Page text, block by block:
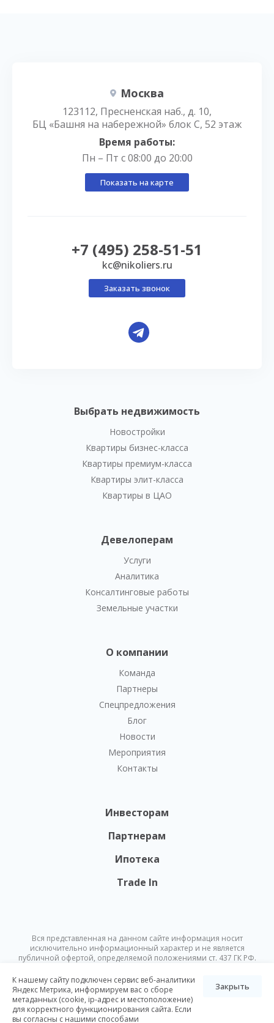
Выбрать недвижимость
Новостройки
Квартиры бизнес-класса
Квартиры премиум-класса
Квартиры элит-класса
Квартиры в ЦАО
Девелоперам
Услуги
Аналитика
Консалтинговые работы
Земельные участки
О компании
Команда
Партнеры
Спецпредложения
Блог
Новости
Мероприятия
Контакты
Инвесторам
Партнерам
Ипотека
Trade In
Москва
123112, Пресненская наб., д. 10,
БЦ «Башня на набережной» блок С, 52 этаж
Время работы:
Пн – Пт с 08:00 до 20:00
Показать на карте
+7 (495) 258-51-51
kc@nikoliers.ru
Заказать звонок
Вся представленная на данном сайте информация носит
исключительно информационный характер и не является
публичной офертой, определяемой положениями ст. 437 ГК РФ.
изменена в любое время без предварительного уведомления.
© Nikoliers 2026
Положение об обработке персональных данных
К нашему сайту подключен сервис веб-аналитики
Яндекс Метрика, информируем вас о сборе
метаданных (cookie, ip-адрес и местоположение)
для корректного функционирования сайта. Если
вы согласны с нашими способами
Закрыть